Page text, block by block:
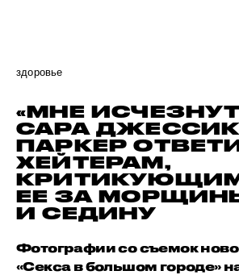
здоровье
«МНЕ
САРА
ПАРКЕР
ХЕЙТЕРАМ,
ЕЕ ЗА
И СЕДИНУ
Фотографии со съемок
«Секса в большом городе»